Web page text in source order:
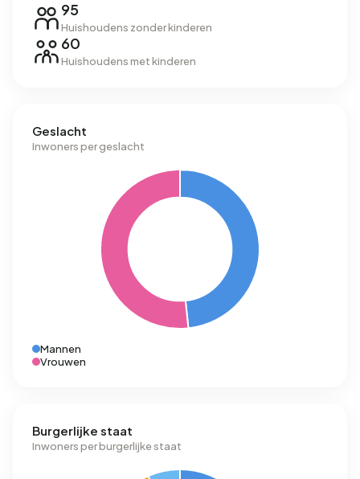
95
Huishoudens zonder kinderen
60
Huishoudens met kinderen
Geslacht
Inwoners per geslacht
Mannen
Vrouwen
Burgerlijke staat
Inwoners per burgerlijke staat